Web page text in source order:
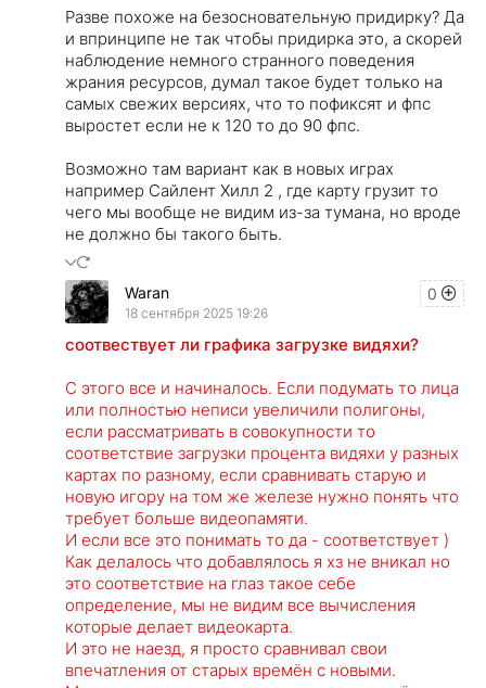
Разве похоже на безосновательную придирку? Да
и впринципе не так чтобы придирка это, а скорей
наблюдение немного странного поведения
жрания ресурсов, думал такое будет только на
самых свежих версиях, что то пофиксят и фпс
выростет если не к 120 то до 90 фпс.
Возможно там вариант как в новых играх
например Сайлент Хилл 2 , где карту грузит то
чего мы вообще не видим из-за тумана, но вроде
не должно бы такого быть.
0
Waran
18 сентября 2025 19:26
соотвествует ли графика загрузке видяхи?
С этого все и начиналось. Если подумать то лица
или полностью неписи увеличили полигоны,
если рассматривать в совокупности то
соответствие загрузки процента видяхи у разных
картах по разному, если сравнивать старую и
новую игору на том же железе нужно понять что
требует больше видеопамяти.
И если все это понимать то да - соответствует )
Как делалось что добавлялось я хз не вникал но
это соответствие на глаз такое себе
определение, мы не видим все вычисления
которые делает видеокарта.
И это не наезд, я просто сравнивал свои
впечатления от старых времён с новыми.